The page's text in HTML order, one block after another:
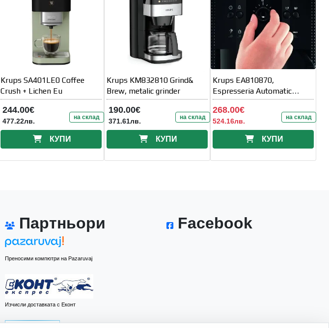
Krups SA401LE0 Coffee
Crush + Lichen Eu
244.00€
477.22лв. на склад
КУПИ
Krups KM832810 Grind&
Brew, metalic grinder
190.00€
371.61лв. на склад
КУПИ
Krups EA810870,
Espresseria Automatic
Manual
268.00€
524.16лв. на склад
КУПИ
Партньори
Преносими компютри на Pazaruvaj
Изчисли доставката с Еконт
Facebook